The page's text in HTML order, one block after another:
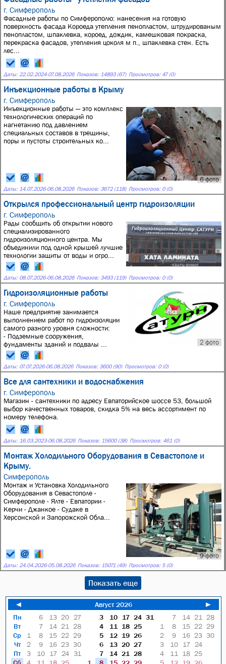
г. Симферополь
Фасадные работы по Симферополю: нанесения на готовую
поверхность фасада Короеда утепления пенопластом, штрудированым
пенопластом, шпаклевка, короед, дождик, камешковая покраска,
перекраска фасадов, утепления цоколя м п., шпаклевка стен. Есть
лес...
Даты: 22.02.2024-07.08.2026 Показов: 14893 (67) Просмотров: 47 (0)
Инъекционные работы в Крыму
г. Симферополь
6 фото
Инъекционные работы — это комплекс
технологических операций по
нагнетанию под давлением
специальных составов в трещины,
поры и пустоты строительных ко...
Даты: 14.07.2026-06.08.2026 Показов: 3672 (118) Просмотров: 0 (0)
Открылся профессиональный центр гидроизоляции
г. Симферополь
Рады сообщить об открытии нового
специализированного
гидроизоляционного центра. Мы
объединили под одной крышей лучшие
технологии защиты от воды и огро...
Даты: 08.07.2026-06.08.2026 Показов: 3493 (119) Просмотров: 0 (0)
Гидроизоляционные работы
г. Симферополь
2 фото
Наше предприятие занимается
выполнением работ по гидроизоляции
самого разного уровня сложности:
- Подземные сооружения,
фундаменты зданий и подвалы ...
Даты: 07.07.2026-06.08.2026 Показов: 3600 (90) Просмотров: 0 (0)
Все для сантехники и водоснабжения
г. Симферополь
Магазин - сантехники по адресу Евпаторийское шоссе 53, большой
выбор качественных товаров, скидка 5% на весь ассортимент по
номеру телефона.
Даты: 16.03.2023-06.08.2026 Показов: 15600 (38) Просмотров: 461 (0)
Монтаж Холодильного Оборудования в Севастополе и
Крыму.
Симферополь
9 фото
Монтаж и Установка Холодильного
Оборудования в Севастополе -
Симферополе - Ялте - Евпатории -
Керчи - Джанкое - Судаке в
Херсонской и Запорожской Обла...
Даты: 24.04.2026-05.08.2026 Показов: 15071 (49) Просмотров: 5 (0)
Показать еще
◄ Август 2026
►
Пн
Вт
Ср
Чт
Пт
6 13 20
27
7
14 21
28
1
8 15 22 29
2
9 16 23 30
3
10 17 24 31
3 10 17 24 31
4
11 18 25
5
12 19 26
6
13 20 27
7
14 21
28
7 14 21
28
1
8 15 22 29
2
9 16 23 30
3
10 17
24
4
11 18 25